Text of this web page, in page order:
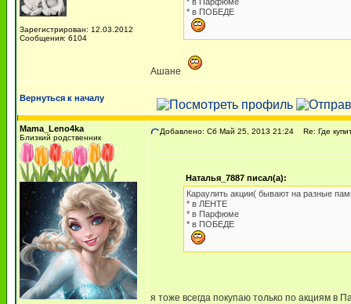
Зарегистрирован: 12.03.2012
Сообщения: 6104
* в ПОБЕДЕ
Ашане
Вернуться к началу
Mama_Leno4ka
Близкий родственник
Добавлено: Сб Май 25, 2013 21:24 Re: Где
Наталья_7887 писал(а):
Караулить акции( бывают на разные
* в ЛЕНТЕ
* в Парфюме
* в ПОБЕДЕ
я тоже всегда покупаю только по акциям